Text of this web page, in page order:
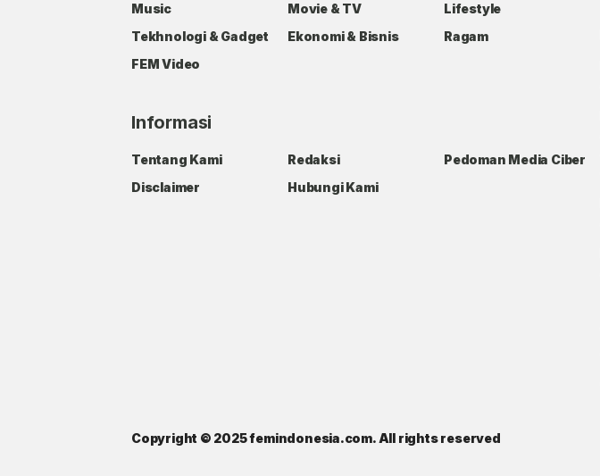
Music
Movie & TV
Lifestyle
Tekhnologi & Gadget
Ekonomi & Bisnis
Ragam
FEM Video
Informasi
Tentang Kami Redaksi
Pedoman Media Ciber
Disclaimer
Hubungi Kami
Copyright © 2025 femindonesia.com. All rights reserved